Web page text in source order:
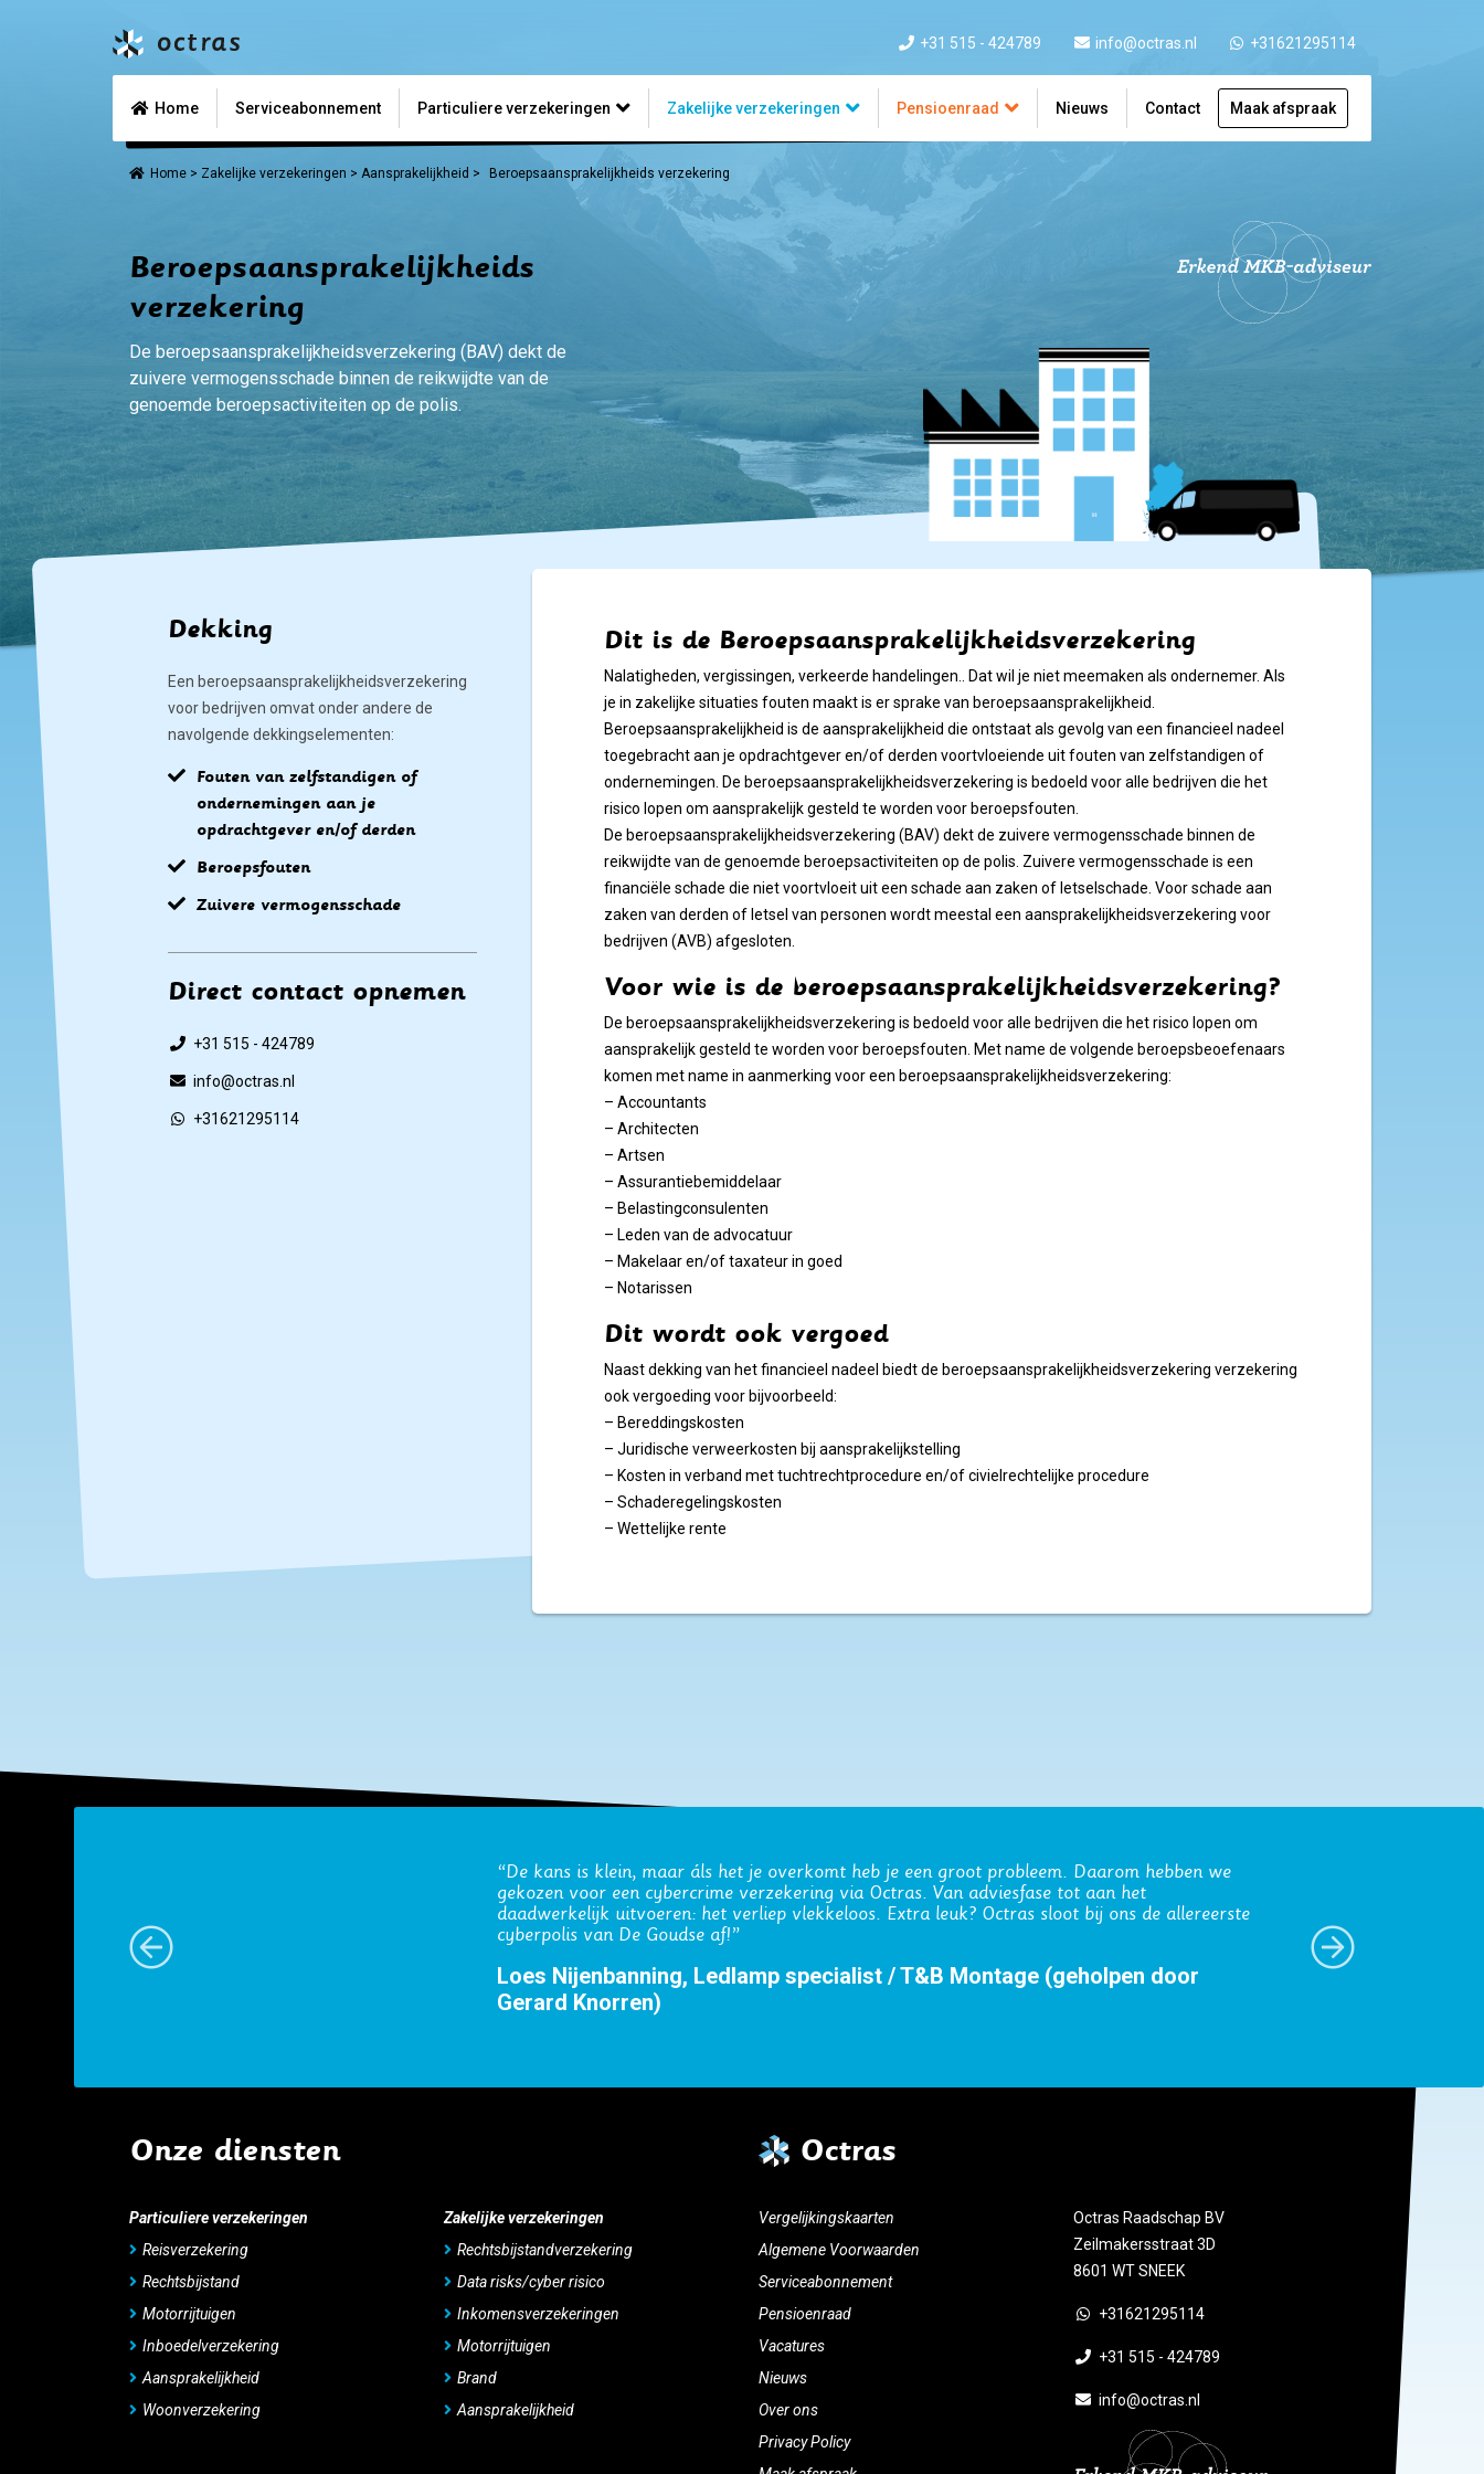
+31 515 - 424789 info@octras.nl +31621295114
Home Serviceabonnement Particuliere verzekeringen Zakelijke verzekeringen Pensioenraad Nieuws Contact Maak afspraak
Home > Zakelijke verzekeringen > Aansprakelijkheid > Beroepsaansprakelijkheids verzekering
Beroepsaansprakelijkheids
verzekering
De beroepsaansprakelijkheidsverzekering (BAV) dekt de
zuivere vermogensschade binnen de reikwijdte van de
genoemde beroepsactiviteiten op de polis.
Dekking
Een beroepsaansprakelijkheidsverzekering
voor bedrijven omvat onder andere de
navolgende dekkingselementen:
Fouten van zelfstandigen of
ondernemingen aan je
opdrachtgever en/of derden
Beroepsfouten
Zuivere vermogensschade
Direct contact opnemen
+31 515 - 424789
info@octras.nl
+31621295114
Dit is de Beroepsaansprakelijkheidsverzekering
Nalatigheden, vergissingen, verkeerde handelingen.. Dat wil je niet meemaken als ondernemer. Als
je in zakelijke situaties fouten maakt is er sprake van beroepsaansprakelijkheid.
Beroepsaansprakelijkheid is de aansprakelijkheid die ontstaat als gevolg van een financieel nadeel
toegebracht aan je opdrachtgever en/of derden voortvloeiende uit fouten van zelfstandigen of
ondernemingen. De beroepsaansprakelijkheidsverzekering is bedoeld voor alle bedrijven die het
risico lopen om aansprakelijk gesteld te worden voor beroepsfouten.
De beroepsaansprakelijkheidsverzekering (BAV) dekt de zuivere vermogensschade binnen de
reikwijdte van de genoemde beroepsactiviteiten op de polis. Zuivere vermogensschade is een
financiële schade die niet voortvloeit uit een schade aan zaken of letselschade. Voor schade aan
zaken van derden of letsel van personen wordt meestal een aansprakelijkheidsverzekering voor
bedrijven (AVB) afgesloten.
Voor wie is de beroepsaansprakelijkheidsverzekering?
De beroepsaansprakelijkheidsverzekering is bedoeld voor alle bedrijven die het risico lopen om
aansprakelijk gesteld te worden voor beroepsfouten. Met name de volgende beroepsbeoefenaars
komen met name in aanmerking voor een beroepsaansprakelijkheidsverzekering:
– Accountants
– Architecten
– Artsen
– Assurantiebemiddelaar
– Belastingconsulenten
– Leden van de advocatuur
– Makelaar en/of taxateur in goed
– Notarissen
Dit wordt ook vergoed
Naast dekking van het financieel nadeel biedt de beroepsaansprakelijkheidsverzekering verzekering
ook vergoeding voor bijvoorbeeld:
– Bereddingskosten
– Juridische verweerkosten bij aansprakelijkstelling
– Kosten in verband met tuchtrechtprocedure en/of civielrechtelijke procedure
– Schaderegelingskosten
– Wettelijke rente
“Onze zakelijke verzekeringen lopen al jaren via Octras. De transparante werkwijze en het
werken in abonnementsvorm schept vertrouwen.”
Rudmer Bosma, Medidis (geholpen door Wilhelm de Haas)
Onze diensten
Particuliere verzekeringen
Reisverzekering
Rechtsbijstand
Motorrijtuigen
Inboedelverzekering
Aansprakelijkheid
Woonverzekering
Zakelijke verzekeringen
Rechtsbijstandverzekering
Data risks/cyber risico
Inkomensverzekeringen
Motorrijtuigen
Brand
Aansprakelijkheid
Octras
Vergelijkingskaarten
Algemene Voorwaarden
Serviceabonnement
Pensioenraad
Vacatures
Nieuws
Over ons
Privacy Policy
Octras Raadschap BV
Zeilmakersstraat 3D
8601 WT SNEEK
+31621295114
+31 515 - 424789
info@octras.nl